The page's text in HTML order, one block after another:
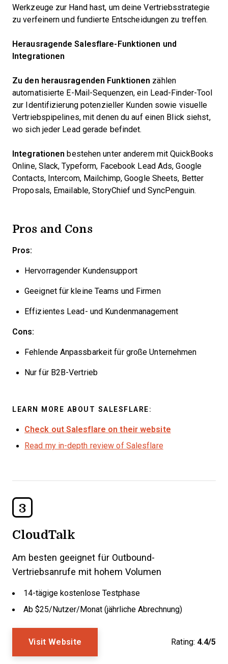
Werkzeuge zur Hand hast, um deine Vertriebsstrategie
zu verfeinern und fundierte Entscheidungen zu treffen.
Herausragende Salesflare-Funktionen und
Integrationen
Zu den herausragenden Funktionen zählen
automatisierte E-Mail-Sequenzen, ein Lead-Finder-Tool
zur Identifizierung potenzieller Kunden sowie visuelle
Vertriebspipelines, mit denen du auf einen Blick siehst,
wo sich jeder Lead gerade befindet.
Integrationen bestehen unter anderem mit QuickBooks
Online, Slack, Typeform, Facebook Lead Ads, Google
Contacts, Intercom, Mailchimp, Google Sheets, Better
Proposals, Emailable, StoryChief und SyncPenguin.
Pros and Cons
Pros:
Hervorragender Kundensupport
Geeignet für kleine Teams und Firmen
Effizientes Lead- und Kundenmanagement
Cons:
Fehlende Anpassbarkeit für große Unternehmen
Nur für B2B-Vertrieb
LEARN MORE ABOUT SALESFLARE:
Check out Salesflare on their website
Read my in-depth review of Salesflare
3
CloudTalk
Am besten geeignet für Outbound-
Vertriebsanrufe mit hohem Volumen
14-tägige kostenlose Testphase
Ab $25/Nutzer/Monat (jährliche Abrechnung)
Visit Website Rating: 4.4/5